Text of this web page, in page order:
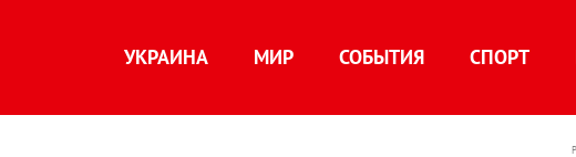
УКРАИНА МИР СОБЫТИЯ СПОРТ